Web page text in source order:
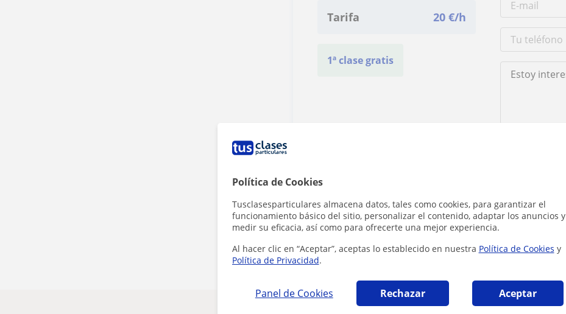
Política de Cookies
Tusclasesparticulares almacena datos, tales como cookies, para garantizar el
funcionamiento básico del sitio, personalizar el contenido, adaptar los anuncios y
medir su eficacia, así como para ofrecerte una mejor experiencia.
Al hacer clic en “Aceptar”, aceptas lo establecido en nuestra Política de Cookies y
Política de Privacidad.
Panel de Cookies Rechazar Aceptar
Tarifa 20 €/h
1ª clase gratis